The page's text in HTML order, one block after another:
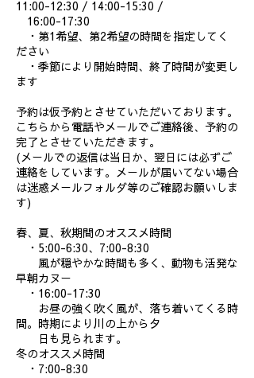
11:00-12:30 / 14:00-15:30 /
16:00-17:30
・第1希望、第2希望の時間を指定してく
ださい
・季節により開始時間、終了時間が変更し
ます
予約は仮予約とさせていただいております。
こちらから電話やメールでご連絡後、予約の
完了とさせていただきます。
(メールでの返信は当日か、翌日には必ずご
連絡をしています。メールが届いてない場合
は迷惑メールフォルダ等のご確認お願いしま
す)
春、夏、秋期間のオススメ時間
・5:00-6:30、7:00-8:30
風が穏やかな時間も多く、動物も活発な
早朝カヌー
・16:00-17:30
お昼の強く吹く風が、落ち着いてくる時
間。時期により川の上から夕
日も見られます。
冬のオススメ時間
・7:00-8:30